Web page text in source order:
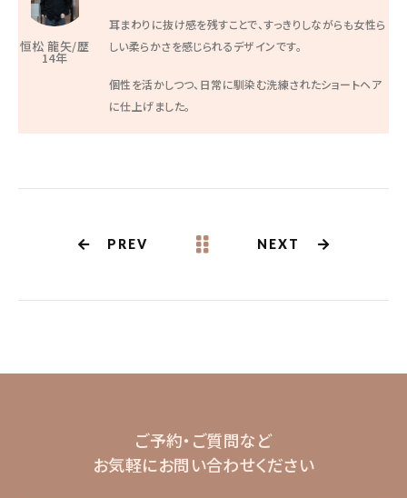
恒松 龍矢/歴
14年
耳まわりに抜け感を残すことで、すっきりしながらも女性ら
しい柔らかさを感じられるデザインです。
個性を活かしつつ、日常に馴染む洗練されたショートヘア
に仕上げました。
PREV NEXT
ご予約・ご質問など
お気軽にお問い合わせください